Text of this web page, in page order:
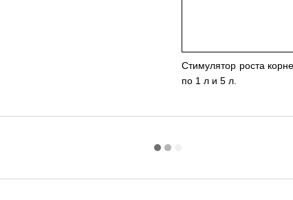
Стимулятор роста
по 1 л и 5 л.